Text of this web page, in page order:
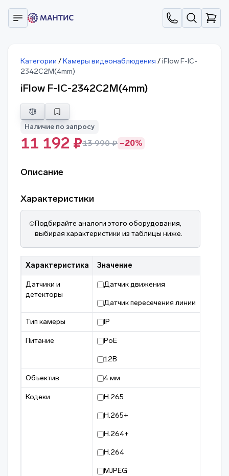
Категории /Камеры видеонаблюдения /iFlow F-IC-
2342C2M(4mm)
iFlow F-IC-2342C2M(4mm)
Наличие по запросу
11 192 ₽13 990 ₽ −20%
Описание
Характеристики
Подбирайте аналоги этого оборудования,
выбирая характеристики из таблицы ниже.
Характеристика Значение
Датчики и
детекторы
Датчик движения
Датчик пересечения линии
Тип камеры IP
Питание PoE
12В
Объектив 4 мм
Кодеки H.265
H.265+
H.264+
H.264
MJPEG